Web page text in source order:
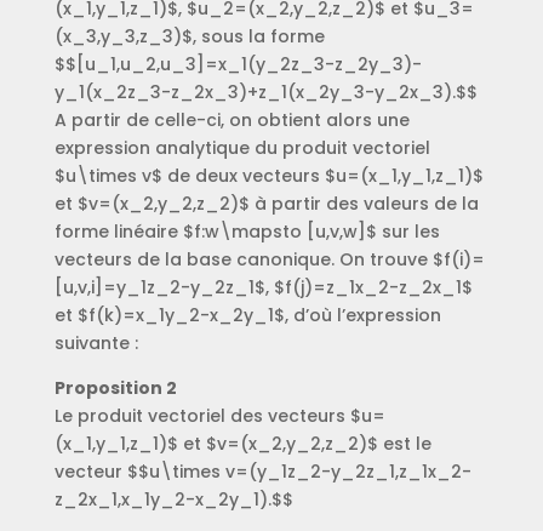
(x_1,y_1,z_1)$, $u_2=(x_2,y_2,z_2)$ et $u_3=
(x_3,y_3,z_3)$, sous la forme
$$[u_1,u_2,u_3]=x_1(y_2z_3-z_2y_3)-
y_1(x_2z_3-z_2x_3)+z_1(x_2y_3-y_2x_3).$$
A partir de celle-ci, on obtient alors une
expression analytique du produit vectoriel
$u\times v$ de deux vecteurs $u=(x_1,y_1,z_1)$
et $v=(x_2,y_2,z_2)$ à partir des valeurs de la
forme linéaire $f:w\mapsto [u,v,w]$ sur les
vecteurs de la base canonique. On trouve $f(i)=
[u,v,i]=y_1z_2-y_2z_1$, $f(j)=z_1x_2-z_2x_1$
et $f(k)=x_1y_2-x_2y_1$, d’où l’expression
suivante :
Proposition 2
Le produit vectoriel des vecteurs $u=
(x_1,y_1,z_1)$ et $v=(x_2,y_2,z_2)$ est le
vecteur $$u\times v=(y_1z_2-y_2z_1,z_1x_2-
z_2x_1,x_1y_2-x_2y_1).$$